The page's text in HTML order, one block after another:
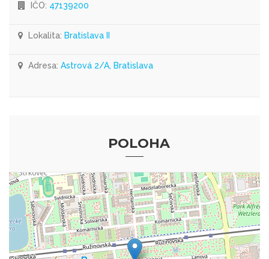
IČO: 47139200
Lokalita: Bratislava II
Adresa: Astrová 2/A, Bratislava
POLOHA